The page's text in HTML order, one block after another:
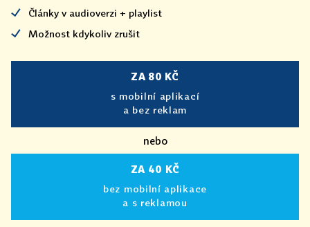
Články v audioverzi + playlist
Možnost kdykoliv zrušit
ZA 80 KČ
s mobilní aplikací
a bez reklam
nebo
ZA 40 KČ
bez mobilní aplikace
a s reklamou